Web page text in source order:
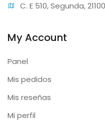
C. E 510, Segunda,
My Account
Panel
Mis pedidos
Mis reseñas
Mi perfil